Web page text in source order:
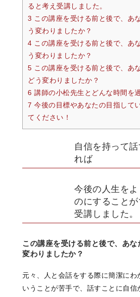
ると考え受講しました。
3 この講座を受ける前と後で、あ
う変わりましたか？
4 この講座を受ける前と後で、あ
う変わりましたか？
5 この講座を受ける前と後で、あ
どう変わりましたか？
6 講師の小松先生とどんな時間を
7 今後の目標やあなたの目指して
てください！
自信を持って
れば
今後の人生を
のにすることが
受講しました。
この講座を受ける前と後で、あな
変わりましたか？
元々、人と会話をする際に簡潔にわ
いうことが苦手で、話すことに自信